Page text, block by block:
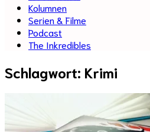
Kolumnen
Serien & Filme
Podcast
The Inkredibles
Schlagwort: Krimi